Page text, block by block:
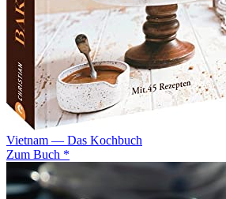
Vietnam — Das Kochbuch
Zum Buch *